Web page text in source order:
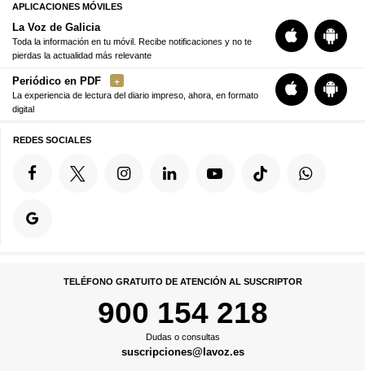
APLICACIONES MÓVILES
La Voz de Galicia
Toda la información en tu móvil. Recibe notificaciones y no te
pierdas la actualidad más relevante
Periódico en PDF
La experiencia de lectura del diario impreso, ahora, en formato
digital
REDES SOCIALES
TELÉFONO GRATUITO DE ATENCIÓN AL SUSCRIPTOR
900 154 218
Dudas o consultas
suscripciones@lavoz.es